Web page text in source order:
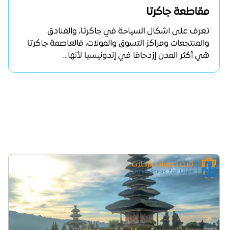
مقاطعة جاكرتا
تعرف على اشكال السياحة في جاكرتا، والفنادق
والمنتجعات ومراكز التسوق والمولات، فالعاصمة جاكرتا
هي أكثر المدن إزدحامًا في إندونيسيا لأنها...